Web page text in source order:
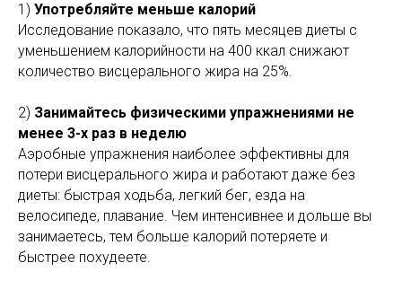
1) Употребляйте меньше калорий
Исследование показало, что пять месяцев диеты с
уменьшением калорийности на 400 ккал снижают
количество висцерального жира на 25%.
2) Занимайтесь физическими упражнениями не
менее 3-х раз в неделю
Аэробные упражнения наиболее эффективны для
потери висцерального жира и работают даже без
диеты: быстрая ходьба, легкий бег, езда на
велосипеде, плавание. Чем интенсивнее и дольше вы
занимаетесь, тем больше калорий потеряете и
быстрее похудеете.